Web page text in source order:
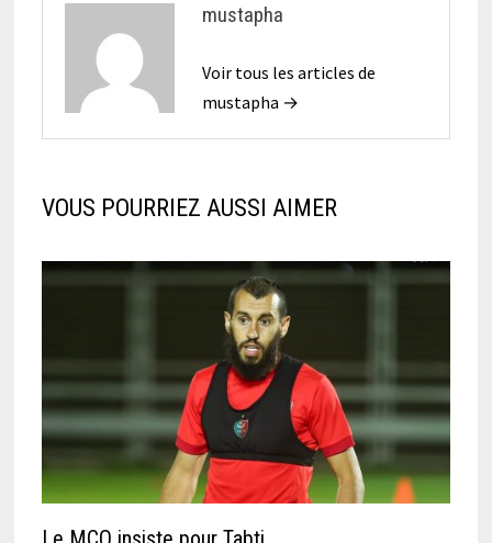
mustapha
Voir tous les articles de
mustapha →
VOUS POURRIEZ AUSSI AIMER